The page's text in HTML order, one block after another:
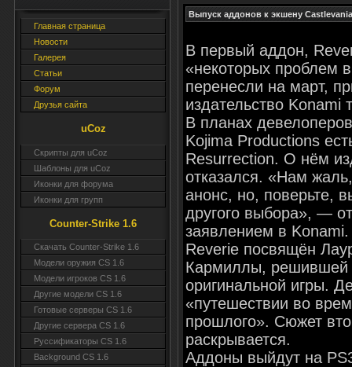
Главная страница
Новости
Галерея
Статьи
Форум
Друзья сайта
uCoz
Скрипты для uCoz
Шаблоны для uCoz
Иконки для форума
Иконки для групп
Counter-Strike 1.6
Скачать Counter-Strike 1.6
Модели оружия CS 1.6
Модели игроков CS 1.6
Другие модели CS 1.6
Готовые серверы CS 1.6
Другие сервера CS 1.6
Руссификаторы CS 1.6
Background CS 1.6
Выпуск аддонов к экшену
В первый аддон,
«некоторых проблем
перенесли на март,
издательство Konami
В планах
Kojima Productions
Resurrection. О нём
отказался. «Нам
анонс, но, поверьте,
другого выбора», —
заявлением в Konami.
Reverie посвящён
Кармиллы, решившей
оригинальной игры.
«путешествии во
прошлого». Сюжет
раскрывается.
Аддоны выйдут на